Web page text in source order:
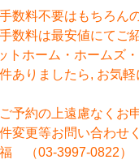
数料不要はもちろん
数料は最安値にてご
トホーム・ホームズ
ありましたら, お気軽
予約の上遠慮なくお
変更等お問い合わせ
（03-3997-0822）